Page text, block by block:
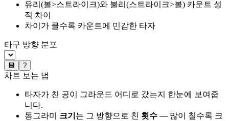
유리(볼>스트라이크)와 불리(스트라이크>볼) 카운트 성
적 차이
차이가 클수록 카운트에 민감한 타자
타구 방향 분포
💾 ?
차트 보는 법
타자가 친 공이 그라운드 어디로 갔는지 한눈에 보여줍
니다.
동그라미 크기 는 그 방향으로 친 횟수 — 많이 칠수록 크